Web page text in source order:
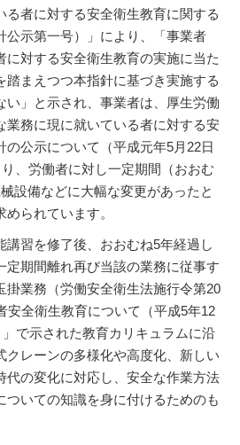
る者に対する安全衛生教育に関する
公示第一号）」により、「事業者
に対する安全衛生教育の実施に当た
踏まえつつ本指針に基づき実施する
い」と示され、事業者は、厚生労働
業務に現に就いている者に対する安
の公示について（平成元年5月22日
、労働者に対し一定期間（おおむ
設備などに大幅な変更があったと
られています。
講習を修了後、おおむね5年経過し
定期間離れ再び当該の業務に従事す
掛業務（労働安全衛生法施行令第20
安全衛生教育について（平成5年12
で示された教育カリキュラムに沿
クレーンの多様化や高度化、新しい
代の変化に対応し、安全な作業方法
ついての知識を身に付けるためのも